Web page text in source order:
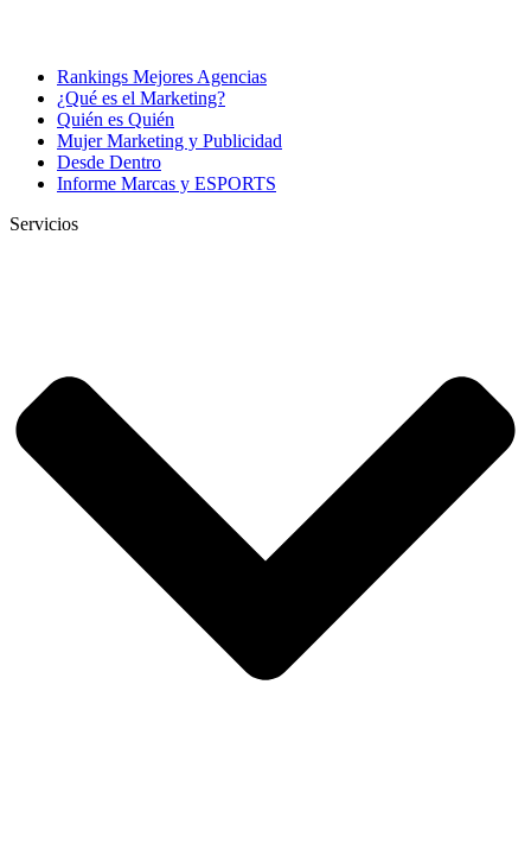
Rankings Mejores Agencias
¿Qué es el Marketing?
Quién es Quién
Mujer Marketing y Publicidad
Desde Dentro
Informe Marcas y ESPORTS
Servicios